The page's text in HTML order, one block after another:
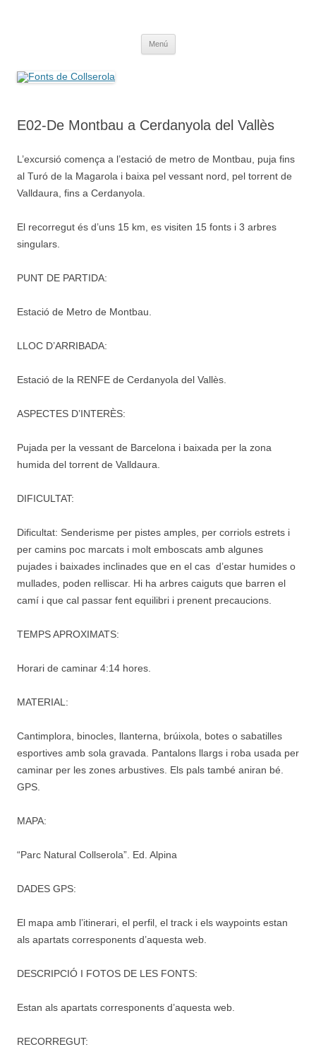
Menú
E02-De Montbau a Cerdanyola del Vallès
L’excursió comença a l’estació de metro de Montbau, puja fins
al Turó de la Magarola i baixa pel vessant nord, pel torrent de
Valldaura, fins a Cerdanyola.
El recorregut és d’uns 15 km, es visiten 15 fonts i 3 arbres
singulars.
PUNT DE PARTIDA:
Estació de Metro de Montbau.
LLOC D’ARRIBADA:
Estació de la RENFE de Cerdanyola del Vallès.
ASPECTES D’INTERÈS:
Pujada per la vessant de Barcelona i baixada per la zona
humida del torrent de Valldaura.
DIFICULTAT:
Dificultat: Senderisme per pistes amples, per corriols estrets i
per camins poc marcats i molt emboscats amb algunes
pujades i baixades inclinades que en el cas d’estar humides o
mullades, poden relliscar. Hi ha arbres caiguts que barren el
camí i que cal passar fent equilibri i prenent precaucions.
TEMPS APROXIMATS:
Horari de caminar 4:14 hores.
MATERIAL:
Cantimplora, binocles, llanterna, brúixola, botes o sabatilles
esportives amb sola gravada. Pantalons llargs i roba usada per
caminar per les zones arbustives. Els pals també aniran bé.
GPS.
MAPA:
“Parc Natural Collserola”. Ed. Alpina
DADES GPS:
El mapa amb l’itinerari, el perfil, el track i els waypoints estan
als apartats corresponents d’aquesta web.
DESCRIPCIÓ I FOTOS DE LES FONTS:
Estan als apartats corresponents d’aquesta web.
RECORREGUT: